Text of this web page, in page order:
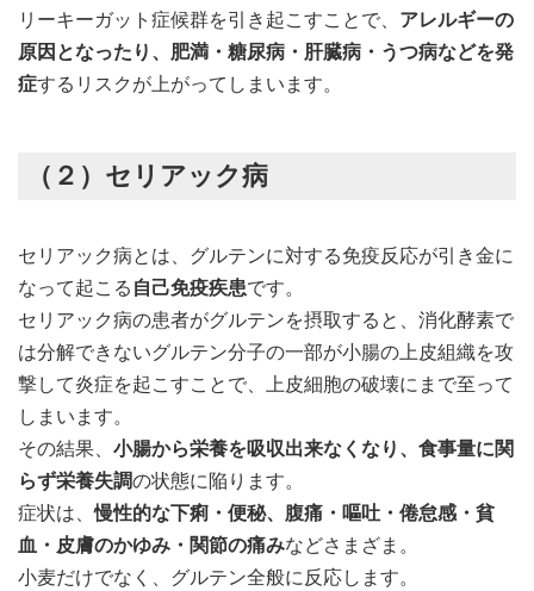
リーキーガット症候群を引き起こすことで、 アレルギーの
原因となったり、肥満・糖尿病・肝臓病・うつ病などを発
症するリスクが上がってしまいます。
（２）セリアック病
セリアック病とは、グルテンに対する免疫反応が引き金に
なって起こる 自己免疫疾患です。
セリアック病の患者がグルテンを摂取すると、消化酵素で
は分解できないグルテン分子の一部が小腸の上皮組織を攻
撃して炎症を起こすことで、上皮細胞の破壊にまで至って
しまいます。
その結果、 小腸から栄養を吸収出来なくなり、食事量に関
らず栄養失調の状態に陥ります。
症状は、慢性的な下痢・便秘、腹痛・嘔吐・倦怠感・貧
血・皮膚のかゆみ・関節の痛みなどさまざま。
小麦だけでなく、グルテン全般に反応します。